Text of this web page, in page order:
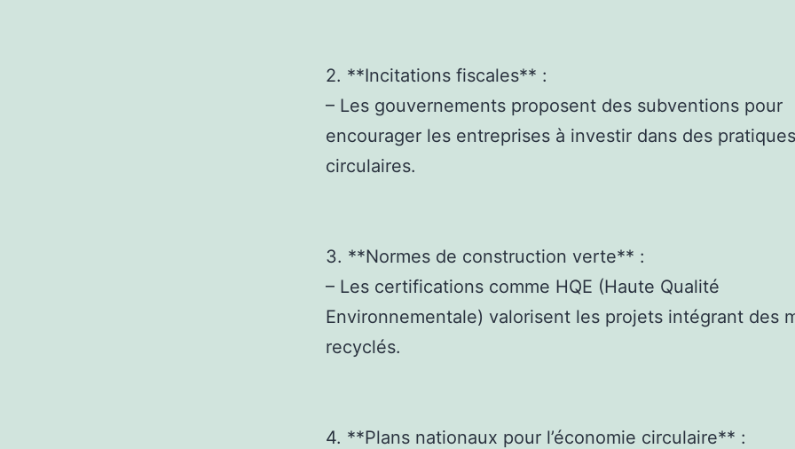
2. **Incitations fiscales** :
– Les gouvernements proposent des subventions pour
encourager les entreprises à investir dans des pratiques
circulaires.
3. **Normes de construction verte** :
– Les certifications comme HQE (Haute Qualité
Environnementale) valorisent les projets intégrant des
recyclés.
4. **Plans nationaux pour l’économie circulaire** :